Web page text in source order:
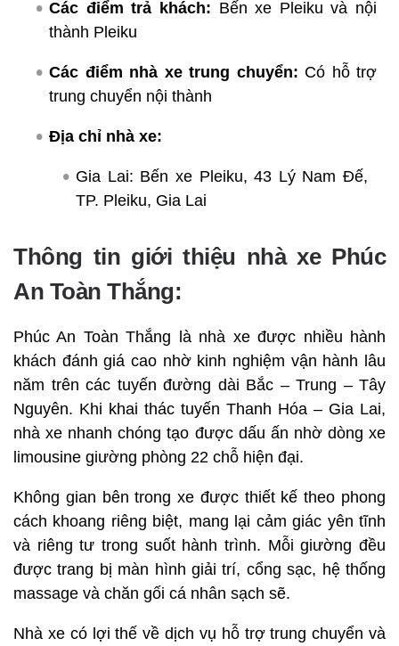
Các điểm trả khách: Bến xe Pleiku và nội
thành Pleiku
Các điểm nhà xe trung chuyển: Có hỗ trợ
trung chuyển nội thành
Địa chỉ nhà xe:
Gia Lai: Bến xe Pleiku, 43 Lý Nam Đế,
TP. Pleiku, Gia Lai
Thông tin giới thiệu nhà xe Phúc
An Toàn Thắng:
Phúc An Toàn Thắng là nhà xe được nhiều hành
khách đánh giá cao nhờ kinh nghiệm vận hành lâu
năm trên các tuyến đường dài Bắc – Trung – Tây
Nguyên. Khi khai thác tuyến Thanh Hóa – Gia Lai,
nhà xe nhanh chóng tạo được dấu ấn nhờ dòng xe
limousine giường phòng 22 chỗ hiện đại.
Không gian bên trong xe được thiết kế theo phong
cách khoang riêng biệt, mang lại cảm giác yên tĩnh
và riêng tư trong suốt hành trình. Mỗi giường đều
được trang bị màn hình giải trí, cổng sạc, hệ thống
massage và chăn gối cá nhân sạch sẽ.
Nhà xe có lợi thế về dịch vụ hỗ trợ trung chuyển và